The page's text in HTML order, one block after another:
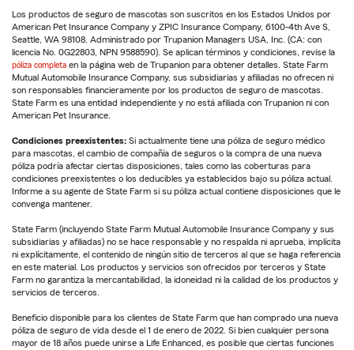
Los productos de seguro de mascotas son suscritos en los Estados Unidos por
American Pet Insurance Company y ZPIC Insurance Company, 6100-4th Ave S,
Seattle, WA 98108. Administrado por Trupanion Managers USA, Inc. (CA: con
licencia No. 0G22803, NPN 9588590). Se aplican términos y condiciones, revise la
póliza completa en la página web de Trupanion para obtener detalles. State Farm
Mutual Automobile Insurance Company, sus subsidiarias y afiliadas no ofrecen ni
son responsables financieramente por los productos de seguro de mascotas.
State Farm es una entidad independiente y no está afiliada con Trupanion ni con
American Pet Insurance.
Condiciones preexistentes: Si actualmente tiene una póliza de seguro médico
para mascotas, el cambio de compañía de seguros o la compra de una nueva
póliza podría afectar ciertas disposiciones, tales como las coberturas para
condiciones preexistentes o los deducibles ya establecidos bajo su póliza actual.
Informe a su agente de State Farm si su póliza actual contiene disposiciones que le
convenga mantener.
State Farm (incluyendo State Farm Mutual Automobile Insurance Company y sus
subsidiarias y afiliadas) no se hace responsable y no respalda ni aprueba, implícita
ni explícitamente, el contenido de ningún sitio de terceros al que se haga referencia
en este material. Los productos y servicios son ofrecidos por terceros y State
Farm no garantiza la mercantabilidad, la idoneidad ni la calidad de los productos y
servicios de terceros.
Beneficio disponible para los clientes de State Farm que han comprado una nueva
póliza de seguro de vida desde el 1 de enero de 2022. Si bien cualquier persona
mayor de 18 años puede unirse a Life Enhanced, es posible que ciertas funciones